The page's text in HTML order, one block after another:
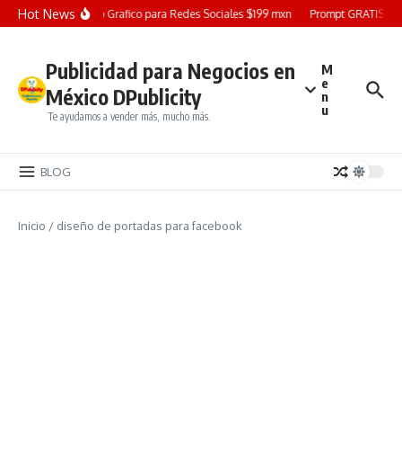
Saltar al contenido
Hot NewsDiseño Grafico para Redes Sociales $199 mxn Prompt GRATIS:
Publicidad para Negocios en
México DPublicity
Te ayudamos a vender más, mucho más.
M
e
n
u
BLOG
Inicio / diseño de portadas para facebook